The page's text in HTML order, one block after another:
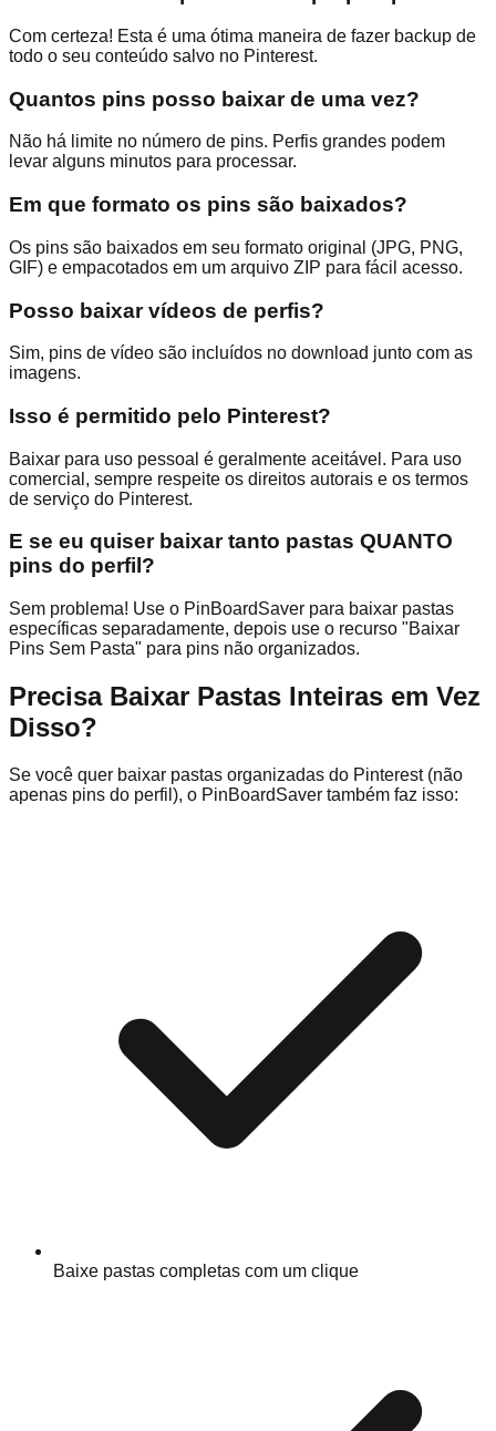
Com certeza! Esta é uma ótima maneira de fazer backup de
todo o seu conteúdo salvo no Pinterest.
Quantos pins posso baixar de uma vez?
Não há limite no número de pins. Perfis grandes podem
levar alguns minutos para processar.
Em que formato os pins são baixados?
Os pins são baixados em seu formato original (JPG, PNG,
GIF) e empacotados em um arquivo ZIP para fácil acesso.
Posso baixar vídeos de perfis?
Sim, pins de vídeo são incluídos no download junto com as
imagens.
Isso é permitido pelo Pinterest?
Baixar para uso pessoal é geralmente aceitável. Para uso
comercial, sempre respeite os direitos autorais e os termos
de serviço do Pinterest.
E se eu quiser baixar tanto pastas QUANTO
pins do perfil?
Sem problema! Use o PinBoardSaver para baixar pastas
específicas separadamente, depois use o recurso "Baixar
Pins Sem Pasta" para pins não organizados.
Precisa Baixar Pastas Inteiras em Vez
Disso?
Se você quer baixar pastas organizadas do Pinterest (não
apenas pins do perfil), o PinBoardSaver também faz isso:
Baixe pastas completas com um clique